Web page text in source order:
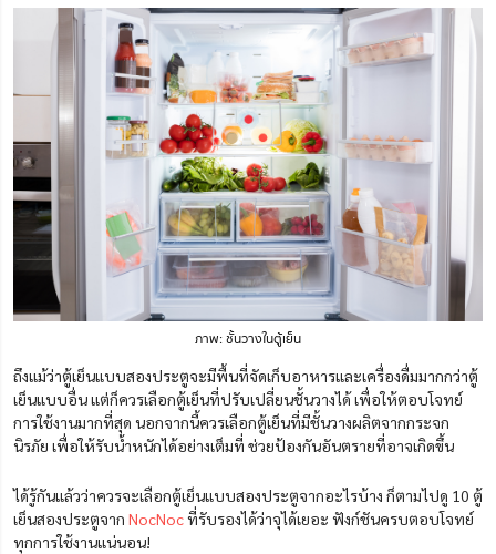
ภาพ: ชั้นวางในตู้เย็น
ถึงแม้ว่าตู้เย็นแบบสองประตูจะมีพื้นที่จัดเก็บอาหารและเครื่องดื่มมากกว่าตู้
เย็นแบบอื่น แต่ก็ควรเลือกตู้เย็นที่ปรับเปลี่ยนชั้นวางได้ เพื่อให้ตอบโจทย์
การใช้งานมากที่สุด นอกจากนี้ควรเลือกตู้เย็นที่มีชั้นวางผลิตจากกระจก
นิรภัย เพื่อให้รับน้ำหนักได้อย่างเต็มที่ ช่วยป้องกันอันตรายที่อาจเกิดขึ้น
ได้รู้กันแล้วว่าควรจะเลือกตู้เย็นแบบสองประตูจากอะไรบ้าง ก็ตามไปดู 10 ตู้
เย็นสองประตูจาก NocNocที่รับรองได้ว่าจุได้เยอะ ฟังก์ชันครบตอบโจทย์
ทุกการใช้งานแน่นอน!